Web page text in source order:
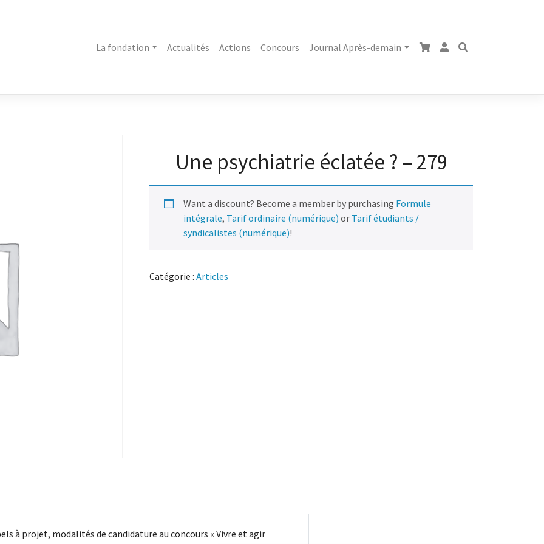
La fondation Actualités Actions Concours Journal Après-demain
Une psychiatrie éclatée ? – 279
Want a discount? Become a member by purchasing Formule
intégrale, Tarif ordinaire (numérique) or Tarif étudiants /
syndicalistes (numérique)!
Catégorie :Articles
à projet, modalités de candidature au concours « Vivre et agir